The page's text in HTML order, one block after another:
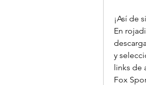
¡Así de
En
y
links de
Fox